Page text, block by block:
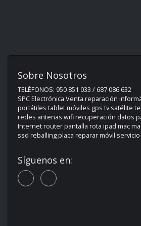
Sobre Nosotros
TELÉFONOS: 950 851 033 / 687 086 632
SPC Electrónica Venta reparación
portátiles tablet móviles gps tv satélite
redes antenas wifi recuperación datos
Internet router pantalla rota ipad mac
ssd reballing placa reparar móvil
Síguenos en: